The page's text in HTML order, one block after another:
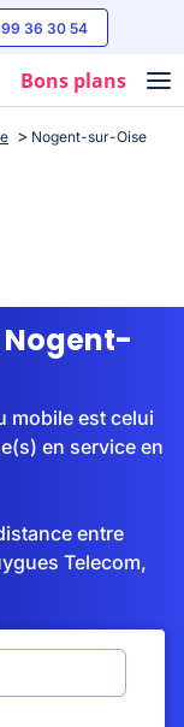
36 30 54
Bons plans
Nogent-sur-Oise
Nogent-
mobile est celui
en service en
entre
Telecom,